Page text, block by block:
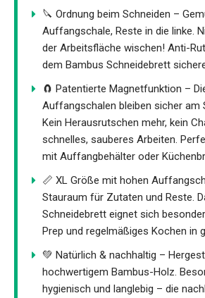
🔪 Ordnung beim Schneiden –
Auffangschale, Reste in die linke.
der Arbeitsfläche wischen! Anti-
dem Bambus Schneidebrett
🧲 Patentierte Magnetfunktion –
Auffangschalen bleiben sicher am
Kein Herausrutschen mehr, kein
schnelles, sauberes Arbeiten.
mit Auffangbehälter oder
📏 XL Größe mit hohen
Stauraum für Zutaten und Reste.
Schneidebrett eignet sich
Prep und regelmäßiges Kochen in
💚 Natürlich & nachhaltig –
hochwertigem Bambus-Holz.
hygienisch und langlebig – die